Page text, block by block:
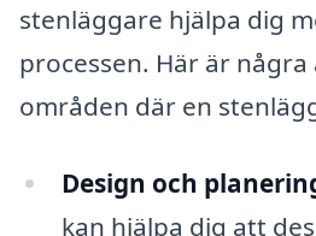
stenläggare hjälpa dig
processen. Här är
områden där en
Design och
kan hjälpa dig att